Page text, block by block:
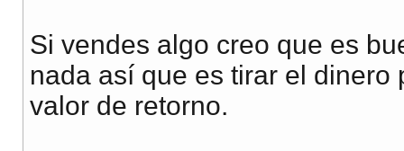
Si vendes algo creo que es
nada así que es tirar el
valor de retorno.